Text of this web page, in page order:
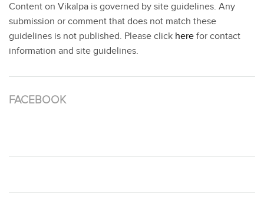
Content on Vikalpa is governed by site guidelines. Any
submission or comment that does not match these
guidelines is not published. Please click here for contact
information and site guidelines.
FACEBOOK